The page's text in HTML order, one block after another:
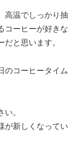
高温でしっかり抽
コーヒーが好きな
と思います。
のコーヒータイム
。
が新しくなってい